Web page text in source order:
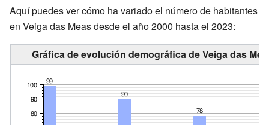
Aquí puedes ver cómo ha variado el número de habitantes
en Veiga das Meas desde el año 2000 hasta el 2023:
Gráfica de evolución demográfica de Veiga das